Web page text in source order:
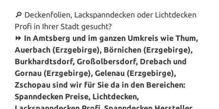
🔎 Deckenfolien, Lackspanndecken oder Lichtdecken
Profi in Ihrer Stadt gesucht?
⏩ In Amtsberg und im ganzen Umkreis wie Thum,
Auerbach (Erzgebirge), Börnichen (Erzgebirge),
Burkhardtsdorf, Großolbersdorf, Drebach und
Gornau (Erzgebirge), Gelenau (Erzgebirge),
Zschopau sind wir für Sie da in den Bereichen:
Spanndecken Preise, Lichtdecken,